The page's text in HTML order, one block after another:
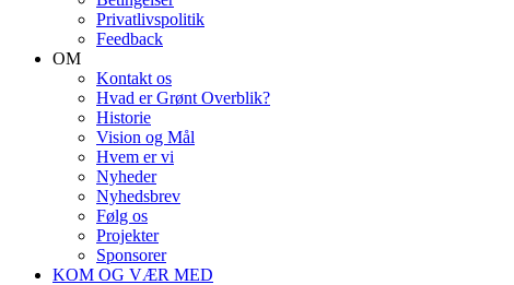
Privatlivspolitik
Feedback
OM
Kontakt os
Hvad er Grønt Overblik?
Historie
Vision og Mål
Hvem er vi
Nyheder
Nyhedsbrev
Følg os
Projekter
Sponsorer
KOM OG VÆR MED